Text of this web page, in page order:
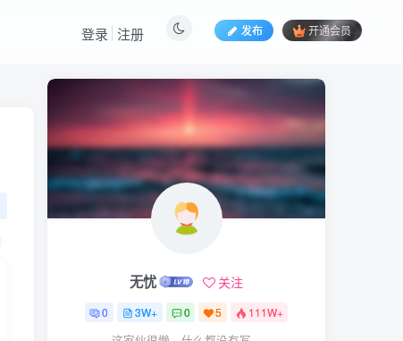
发布 开通会员
登录 注册
视频号暴力变现玩法，感
人瞬间绘画赛道，手机电脑
均可
23天前 ￥ 5.9 58
（19404期）2026闲鱼
电商高需求卖法，长期稳定
3 （19545期）AI短剧创
作：
ChatGPT+Seedance2.0教
13天前
无忧 关注
0 3W+ 0 5 111W+